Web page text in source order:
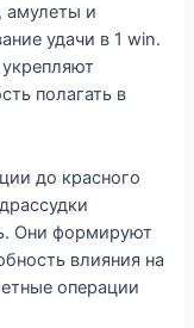
амулеты и
удачи в 1 win.
полагать в
до красного
Они формируют
влияния на
операции